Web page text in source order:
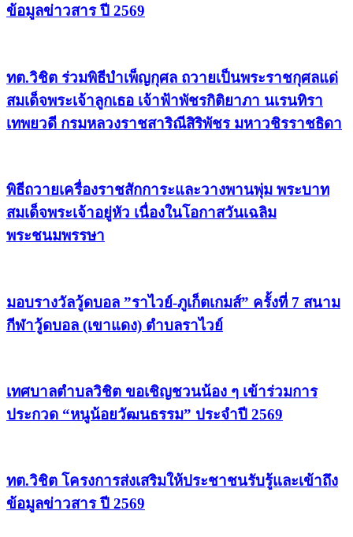
ข้อมูลข่าวสาร ปี 2569
ทต.วิชิต ร่วมพิธีบำเพ็ญกุศล ถวายเป็นพระราชกุศลแด่
สมเด็จพระเจ้าลูกเธอ เจ้าฟ้าพัชรกิติยาภา นเรนทิรา
เทพยวดี กรมหลวงราชสาริณีสิริพัชร มหาวชิรราชธิดา
พิธีถวายเครื่องราชสักการะและวางพานพุ่ม พระบาท
สมเด็จพระเจ้าอยู่หัว เนื่องในโอกาสวันเฉลิม
พระชนมพรรษา
มอบรางวัลวู้ดบอล ”ราไวย์-ภูเก็ตเกมส์” ครั้งที่ 7 สนาม
กีฬาวู้ดบอล (เขาแดง) ตำบลราไวย์
เทศบาลตำบลวิชิต ขอเชิญชวนน้อง ๆ เข้าร่วมการ
ประกวด “หนูน้อยวัฒนธรรม” ประจำปี 2569
ทต.วิชิต โครงการส่งเสริมให้ประชาชนรับรู้และเข้าถึง
ข้อมูลข่าวสาร ปี 2569